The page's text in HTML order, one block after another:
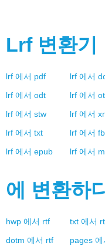
Lrf 변환기
lrf 에서 pdf lrf 에서
lrf 에서 odt lrf 에서
lrf 에서 stw lrf 에서
lrf 에서 txt lrf 에서
lrf 에서 epub lrf 에서
에 변환하
hwp 에서 rtf txt 에서
dotm 에서 rtf pages 에